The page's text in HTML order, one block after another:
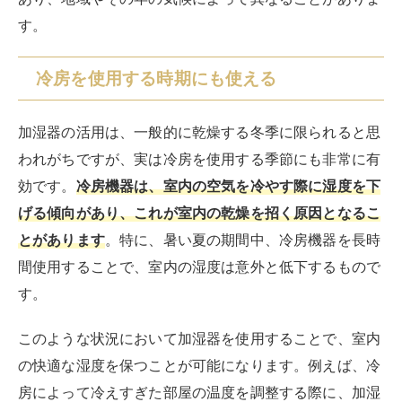
す。
冷房を使用する時期にも使える
加湿器の活用は、一般的に乾燥する冬季に限られると思
われがちですが、実は冷房を使用する季節にも非常に有
効です。 冷房機器は、室内の空気を冷やす際に湿度を下
げる傾向があり、これが室内の乾燥を招く原因となるこ
とがあります。特に、暑い夏の期間中、冷房機器を長時
間使用することで、室内の湿度は意外と低下するもので
す。
このような状況において加湿器を使用することで、室内
の快適な湿度を保つことが可能になります。例えば、冷
房によって冷えすぎた部屋の温度を調整する際に、加湿